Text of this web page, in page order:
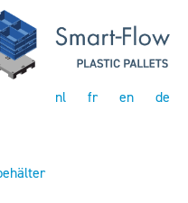
nl fr en de